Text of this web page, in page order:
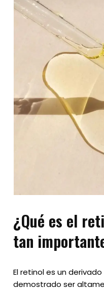
¿Qué es el
tan
El retinol es un
demostrado ser